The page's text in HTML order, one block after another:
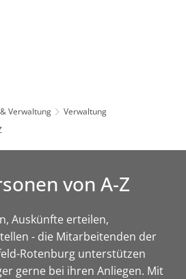
Verwaltung
Verwaltung
von A-Z
Auskünfte erteilen,
- die Mitarbeitenden der
Rotenburg unterstützen
gerne bei ihren Anliegen. Mit